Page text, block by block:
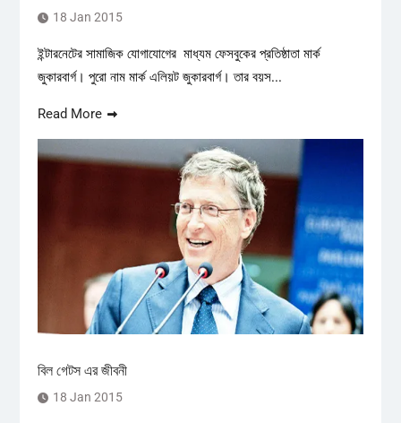
18 Jan 2015
ইন্টারনেটের সামাজিক যোগাযোগের মাধ্যম ফেসবুকের প্রতিষ্ঠাতা মার্ক
জুকারবার্গ। পুরো নাম মার্ক এলিয়ট জুকারবার্গ। তার বয়স...
Read More
বিল গেটস এর জীবনী
18 Jan 2015